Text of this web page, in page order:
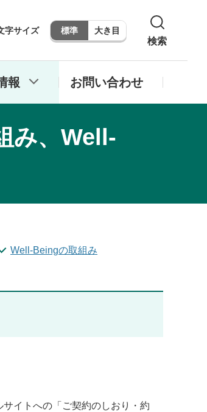
字サイズ 標準 大き目
検索
報 お問い合わせ
み、Well-
Well-Beingの取組み
イトへの「ご契約のしおり・約